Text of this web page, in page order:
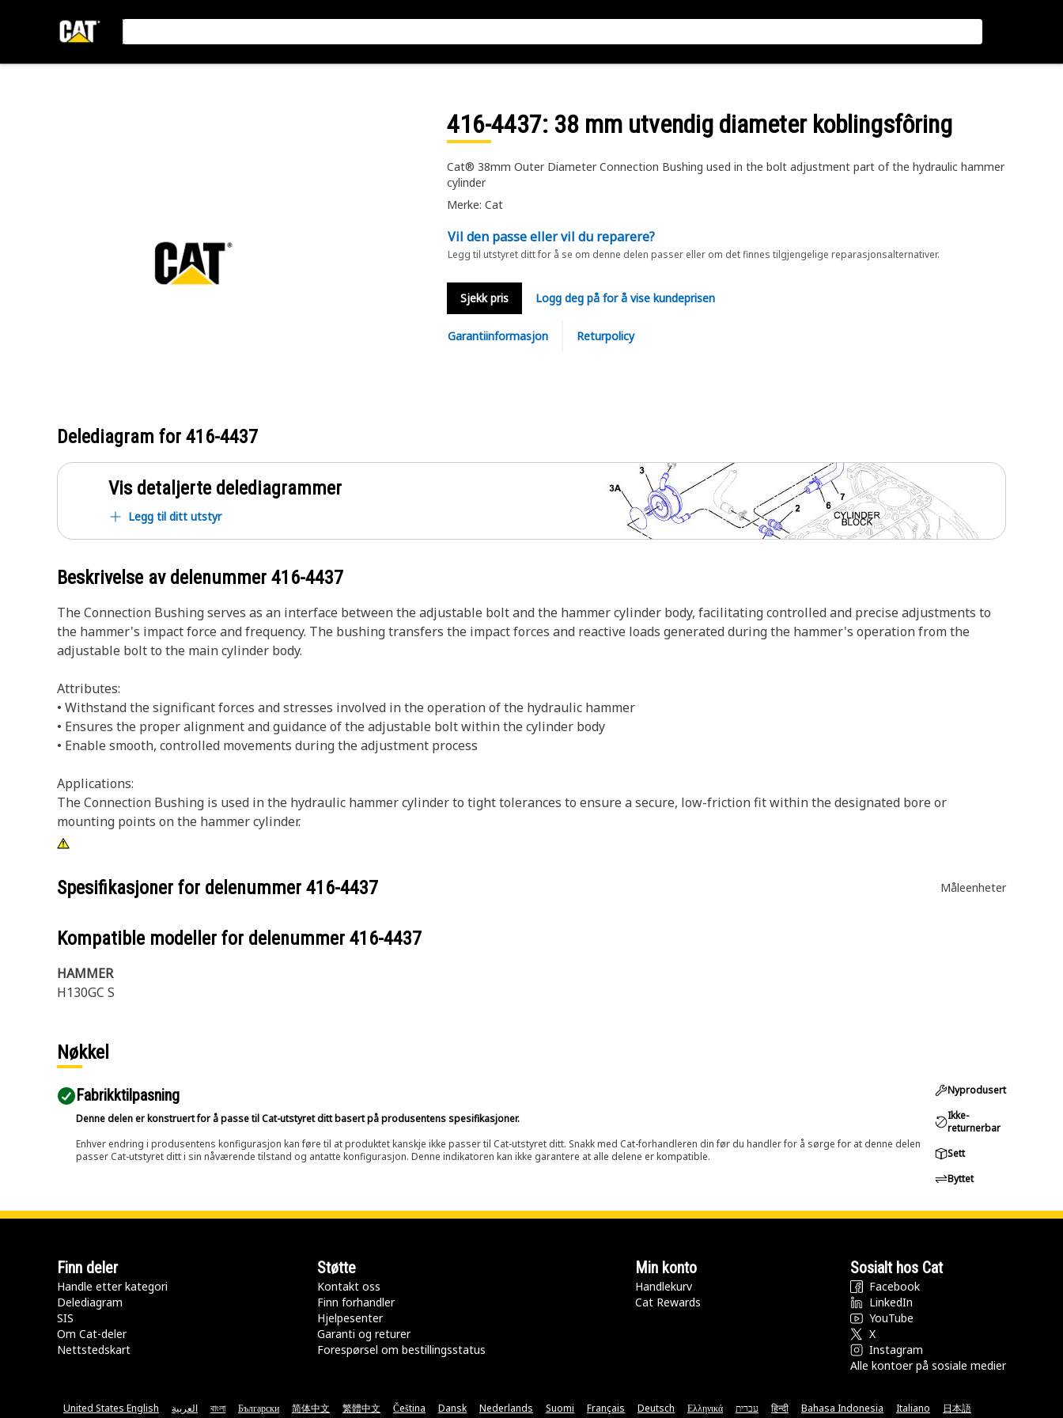
416-4437: 38 mm utvendig diameter koblingsfôring
Cat® 38mm Outer Diameter Connection Bushing used in the bolt adjustment part of the hydraulic hammer
cylinder
Merke: Cat
Vil den passe eller vil du reparere?
Legg til utstyret ditt for å se om denne delen passer eller om det finnes tilgjengelige reparasjonsalternativer.
Sjekk pris Logg deg på for å vise kundeprisen
Garantiinformasjon Returpolicy
Delediagram for 416-4437
Vis detaljerte delediagrammer
Legg til ditt utstyr
Beskrivelse av delenummer 416-4437
The Connection Bushing serves as an interface between the adjustable bolt and the hammer cylinder body, facilitating controlled and precise adjustments to
the hammer's impact force and frequency. The bushing transfers the impact forces and reactive loads generated during the hammer's operation from the
adjustable bolt to the main cylinder body.
Attributes:
• Withstand the significant forces and stresses involved in the operation of the hydraulic hammer
• Ensures the proper alignment and guidance of the adjustable bolt within the cylinder body
• Enable smooth, controlled movements during the adjustment process
Applications:
The Connection Bushing is used in the hydraulic hammer cylinder to tight tolerances to ensure a secure, low-friction fit within the designated bore or
mounting points on the hammer cylinder.
Spesifikasjoner for delenummer 416-4437 Måleenheter
Kompatible modeller for delenummer 416-4437
HAMMER
H130GC S
Nøkkel
Fabrikktilpasning
Denne delen er konstruert for å passe til Cat-utstyret ditt basert på produsentens spesifikasjoner.
Enhver endring i produsentens konfigurasjon kan føre til at produktet kanskje ikke passer til Cat-utstyret ditt. Snakk med Cat-forhandleren din før du handler for å sørge for at denne delen
passer Cat-utstyret ditt i sin nåværende tilstand og antatte konfigurasjon. Denne indikatoren kan ikke garantere at alle delene er kompatible.
Nyprodusert
Ikke-
returnerbar
Sett
Byttet
Finn deler
Handle etter kategori
Delediagram
SIS
Om Cat-deler
Nettstedskart
Støtte
Kontakt oss
Finn forhandler
Hjelpesenter
Garanti og returer
Forespørsel om bestillingsstatus
Min konto
Handlekurv
Cat Rewards
Sosialt hos Cat
Facebook
LinkedIn
YouTube
X
Instagram
Alle kontoer på sosiale medier
United States English العربية বাংলা Български 简体中文 繁體中文 Čeština Dansk Nederlands Suomi Français Deutsch Ελληνικά עברית हिन्दी Bahasa Indonesia Italiano 日本語